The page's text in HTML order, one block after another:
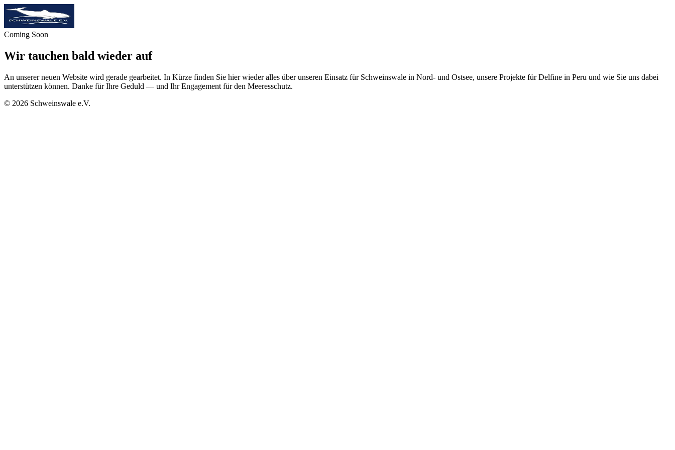
Coming Soon
Wir tauchen bald wieder auf
An unserer neuen Website wird gerade gearbeitet. In Kürze finden Sie hier wieder alles über unseren Einsatz für Schweinswale in Nord- und Ostsee, unsere Projekte für Delfine in Peru und wie Sie uns dabei
unterstützen können. Danke für Ihre Geduld — und Ihr Engagement für den Meeresschutz.
© 2026 Schweinswale e.V.